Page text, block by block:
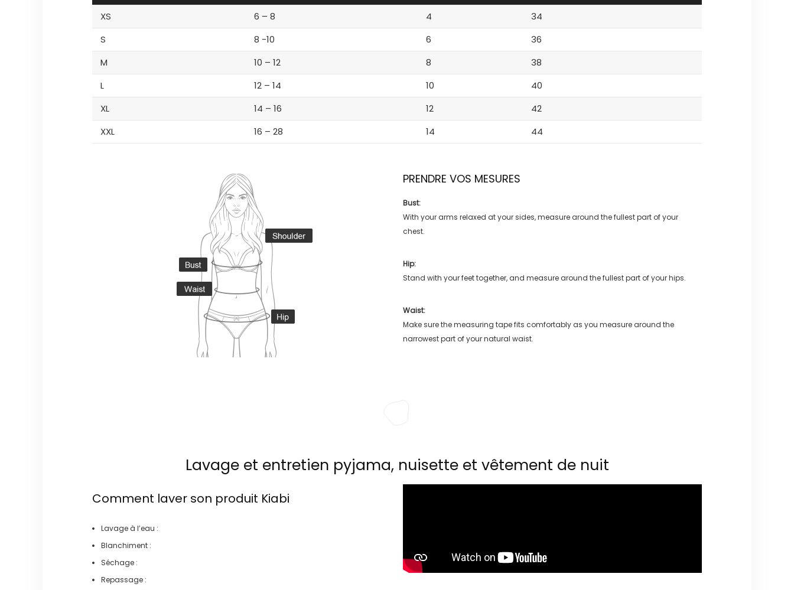
XS
6 – 8 4
34
S
8 -10 6
36
M
10 – 12 8
38
L
12 – 14 10
40
XL
14 – 16 12
42
XXL
16 – 28 14 44
PRENDRE VOS MESURES
Bust:
With your arms relaxed at your sides, measure around the fullest part of your
chest.
Hip:
Stand with your feet together, and measure around the fullest part of your hips.
Waist:
Make sure the measuring tape fits comfortably as you measure around the
narrowest part of your natural waist.
Lavage et entretien pyjama, nuisette et vêtement de nuit
Comment laver son produit Kiabi
Lavage à l’eau :
Blanchiment :
Séchage :
Repassage :